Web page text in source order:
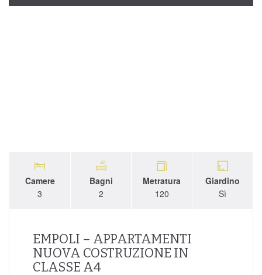
Camere
3
Bagni
2
Metratura
120
Giardino
Sì
EMPOLI – APPARTAMENTI
NUOVA COSTRUZIONE IN
CLASSE A4